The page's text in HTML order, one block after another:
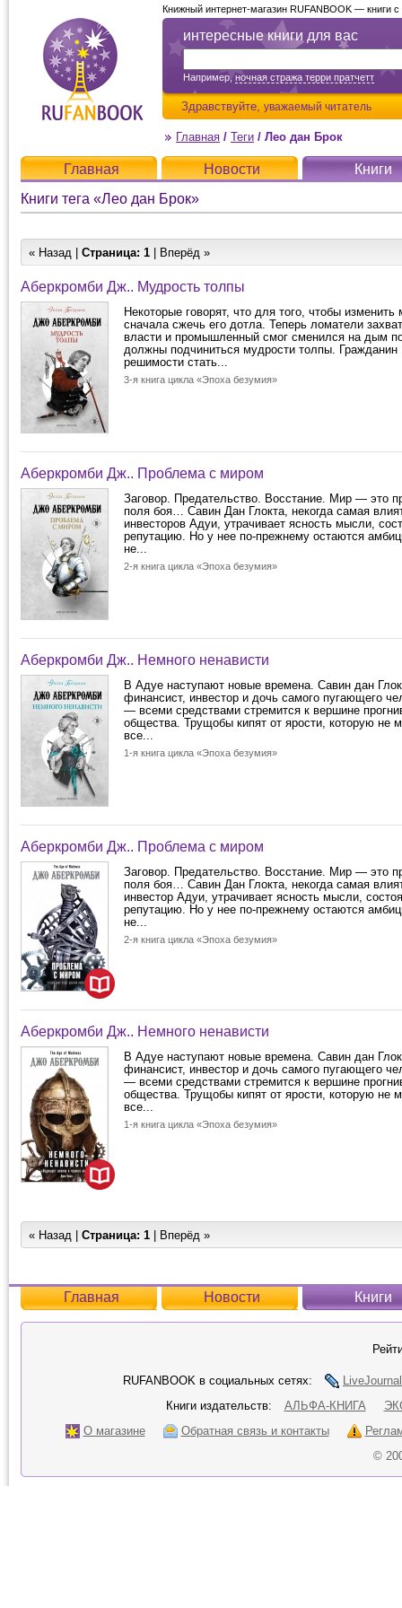
интересные книги для вас
Например,ночная стража терри пратчетт
Здравствуйте, уважаемый читатель
Книжный интернет-магазин RUFANBOOK — книги
Главная / Теги / Лео дан Брок
Главная Новости
Книги
Книги тега «Лео дан Брок»
« Назад | Страница: 1 | Вперёд »
Аберкромби Дж.. Мудрость толпы
Некоторые говорят, что для того, чтобы
сначала сжечь его дотла. Теперь ломатели
власти и промышленный смог сменился на дым
должны подчиниться мудрости толпы. Гражданин
решимости стать...
3-я книга цикла «Эпоха безумия»
Аберкромби Дж.. Проблема с миром
Заговор. Предательство. Восстание. Мир — это
поля боя… Савин Дан Глокта, некогда самая
инвесторов Адуи, утрачивает ясность мысли,
репутацию. Но у нее по-прежнему остаются
не...
2-я книга цикла «Эпоха безумия»
Аберкромби Дж.. Немного ненависти
В Адуе наступают новые времена. Савин дан
финансист, инвестор и дочь самого пугающего
— всеми средствами стремится к вершине
общества. Трущобы кипят от ярости, которую не
все...
1-я книга цикла «Эпоха безумия»
Аберкромби Дж.. Проблема с миром
Заговор. Предательство. Восстание. Мир — это
поля боя… Савин Дан Глокта, некогда самая
инвестор Адуи, утрачивает ясность мысли,
репутацию. Но у нее по-прежнему остаются
не...
2-я книга цикла «Эпоха безумия»
Аберкромби Дж.. Немного ненависти
В Адуе наступают новые времена. Савин дан
финансист, инвестор и дочь самого пугающего
— всеми средствами стремится к вершине
общества. Трущобы кипят от ярости, которую не
все...
1-я книга цикла «Эпоха безумия»
« Назад | Страница: 1 | Вперёд »
Главная Новости Книги
RUFANBOOK в социальных сетях:
LiveJournal
Книги издательств:
АЛЬФА-КНИГА
О магазине
Обратная связь и контакты
©